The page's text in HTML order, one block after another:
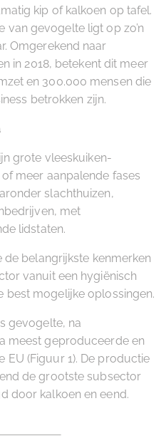
kip of kalkoen op tafel.
gevogelte ligt op zo’n
Omgerekend naar
in 2018, betekent dit meer
en 300.000 mensen die
betrokken zijn.
grote vleeskuiken-
meer aanpalende fases
slachthuizen,
met
lidstaten.
belangrijkste kenmerken
vanuit een hygiënisch
best mogelijke oplossingen.
gevogelte, na
meest geproduceerde en
(Figuur 1). De productie
de grootste subsector
door kalkoen en eend.